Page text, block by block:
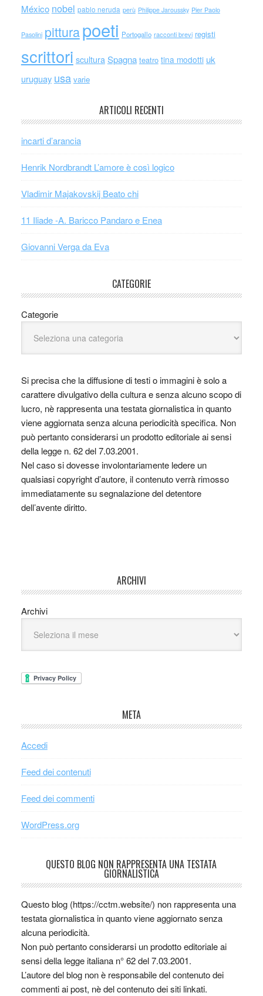
México nobel pablo neruda perù Philippe Jaroussky Pier Paolo
Pasolini pitturapoeti Portogallo racconti brevi registi
scrittori scultura Spagna teatro tina modotti uk
uruguay usa varie
ARTICOLI RECENTI
incarti d’arancia
Henrik Nordbrandt L’amore è così logico
Vladimir Majakovskij Beato chi
11 Iliade -A. Baricco Pandaro e Enea
Giovanni Verga da Eva
CATEGORIE
Categorie
Si precisa che la diffusione di testi o immagini è solo a
carattere divulgativo della cultura e senza alcuno scopo di
lucro, nè rappresenta una testata giornalistica in quanto
viene aggiornata senza alcuna periodicità specifica. Non
può pertanto considerarsi un prodotto editoriale ai sensi
della legge n. 62 del 7.03.2001.
Nel caso si dovesse involontariamente ledere un
qualsiasi copyright d’autore, il contenuto verrà rimosso
immediatamente su segnalazione del detentore
dell’avente diritto.
ARCHIVI
Archivi
META
Accedi
Feed dei contenuti
Feed dei commenti
WordPress.org
QUESTO BLOG NON RAPPRESENTA UNA TESTATA
GIORNALISTICA
Questo blog (https://cctm.website/) non rappresenta una
testata giornalistica in quanto viene aggiornato senza
alcuna periodicità.
Non può pertanto considerarsi un prodotto editoriale ai
sensi della legge italiana n° 62 del 7.03.2001.
L’autore del blog non è responsabile del contenuto dei
commenti ai post, nè del contenuto dei siti linkati.